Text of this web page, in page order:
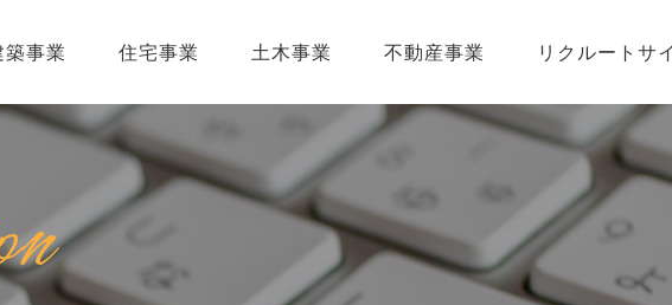
築事業 住宅事業 土木事業 不動産事業 リクルートサ